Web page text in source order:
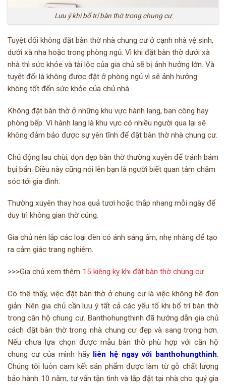
Lưu ý khi bố trí bàn thờ trong chung cư
Tuyệt đối không đặt bàn thờ nhà chung cư ở cạnh nhà vệ sinh,
dưới xà nha hoặc trong phòng ngủ. Vì khi đặt bàn thờ dưới xà
nhà thì sức khỏe và tài lộc của gia chủ sẽ bị ảnh hưởng lớn. Và
tuyệt đối là không được đặt ở phòng ngủ vì sẽ ảnh hưởng
không tốt đến sức khỏe của chủ nhà.
Không đặt bàn thờ ở những khu vực hành lang, ban công hay
phòng bếp. Vì hành lang là khu vực có nhiều người qua lại sẽ
không đảm bảo được sự yên tĩnh để đặt bàn thờ nhà chung cư.
Chủ động lau chùi, dọn dẹp bàn thờ thường xuyên để tránh bám
bụi bẩn. Điều này cũng nói lên bạn là người biết quan tâm chăm
sóc tới gia đình.
Thường xuyên thay hoa quả tươi hoặc thắp nhang mỗi ngày để
duy trì không gian thờ cúng.
Gia chủ nên lắp các loại đèn có ánh sáng ấm, nhẹ nhàng để tạo
ra cảm giác trang nghiêm.
>>>Gia chủ xem thêm 15 kiêng kỵ khi đặt bàn thờ chung cư
Có thể thấy, việc đặt bàn thờ ở chung cư là việc không hề đơn
giản. Nên gia chủ cần lưu ý tất cả các yếu tố khi bố trí bàn thờ
trong căn hộ chung cư. Banthohungthinh đã hướng dẫn gia chủ
cách đặt bàn thờ trong nhà chung cư đẹp và sang trọng hơn.
Nếu chưa lựa chọn được mẫu bàn thờ phù hợp với căn hộ
chung cư của mình hãy liên hệ ngay với banthohungthinh
Chúng tôi luôn cam kết sản phẩm được làm từ gỗ chất lượng
bảo hành 10 năm, tư vấn tận tình và lắp đặt tại nhà cho quý gia